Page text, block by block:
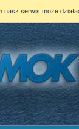
serwis może